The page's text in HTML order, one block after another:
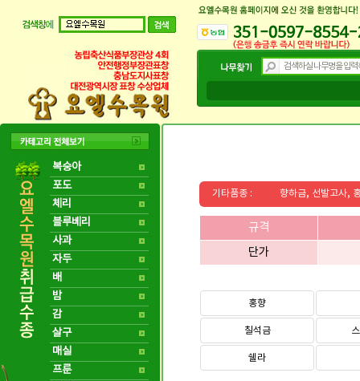
복숭아
포도
체리
블루베리
사과
자두
배
밤
감
살구
매실
프룬
기타품종 : 향하금, 선발고사,
규격
단가
홍향
칠석금
쉘라